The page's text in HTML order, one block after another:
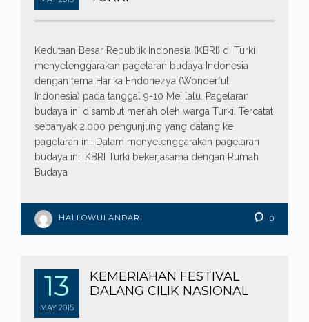
Kedutaan Besar Republik Indonesia (KBRI) di Turki
menyelenggarakan pagelaran budaya Indonesia
dengan tema Harika Endonezya (Wonderful
Indonesia) pada tanggal 9-10 Mei lalu. Pagelaran
budaya ini disambut meriah oleh warga Turki. Tercatat
sebanyak 2.000 pengunjung yang datang ke
pagelaran ini. Dalam menyelenggarakan pagelaran
budaya ini, KBRI Turki bekerjasama dengan Rumah
Budaya
HALLOWULANDARI 0
13
MAY 2015
KEMERIAHAN FESTIVAL
DALANG CILIK NASIONAL